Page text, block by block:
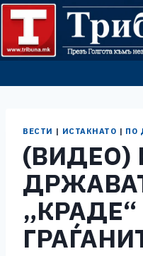
Skip
content
ВЕСТИ | ИСТАКНАТО | ПО
(ВИДЕО)